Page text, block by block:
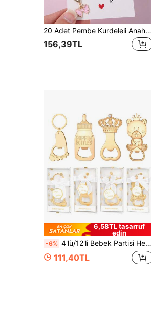
20 Adet Pembe Kurdeleli Anahtarlık, Hediye Kartları, Akrilik Kurdeleli Anahtarlıklar, Sevimli Kolyeler, Pembe Kurdeleli Doğum Günü Süsleri, Kurdeleli Parti Hediyeleri, Cinsiyet Açıklama Partisi Dekorasyonu, Düğün Aksesuarları, Gelin Duşu Hediyeleri, Doğum Günü Süsleri, Parti Malzemeleri, Bozuk Para Cüzdanı Araba Anahtarı Dekorasyonu
156,39TL
6,58TL tasarruf
edin
-6% 4'lü/12'li Bebek Partisi Hediyelik Seti, Bebek Hediyesi Şişe Açacağı, Cinsiyet Açıklama Partisi Hediyelikleri, Dekoratif Hatıra Eşyaları, Cinsiyeti ve Parti Tercihlerini Açıklamak İçin Şişe Açacakları, Erkek mi Kız mı? Bebek Partisi, Vaftiz Partisi, Doğum Günü Partisi, Hediye Verme Etkinliği, Sevgililer Günü Hediyesi, Mutfak ve Bar Malzemeleri, Cinsiyeti ve Parti Tercihlerini Açıklamak İçin Parti Hediyelikleri
111,40TL